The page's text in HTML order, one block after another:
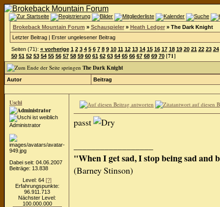
Brokeback Mountain Forum » Schauspieler» Heath Ledger» The Dark Knight
Letzter Beitrag| Erster ungelesener Beitrag
Seiten (71): « vorherige 1 2 3 4 5 6 7 8 9 10 11 12 13 14 15 16 17 18 19 20 21 22 23 24
50 51 52 53 54 55 56 57 58 59 60 61 62 63 64 65 66 67 68 69 70 [71]
The Dark Knight
Autor Beitrag
Uschi
Administrator
Dabei seit: 04.06.2007
Beiträge: 13.838
Level: 64 [?]
Erfahrungspunkte:
96.911.713
Nächster Level:
100.000.000
passt
"When I get sad, I stop being sad and
(Barney Stinson)